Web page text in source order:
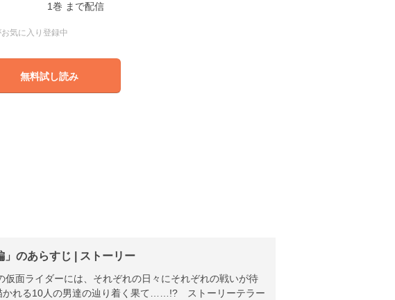
1巻 まで配信
お気に入り登録中
無料試し読み
」のあらすじ | ストーリー
面ライダーには、それぞれの日々にそれぞれの戦いが待
れる10人の男達の辿り着く果て……!? ストーリーテラー